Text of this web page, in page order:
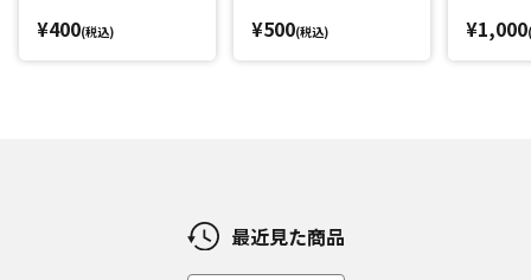
¥400(税込) ¥500(税込) ¥1,000
最近見た商品